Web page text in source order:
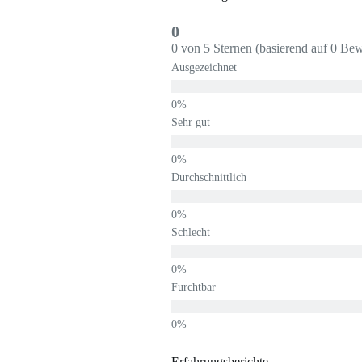
0
0 von 5 Sternen (basierend auf 0
Ausgezeichnet
Sehr gut
Durchschnittlich
Schlecht
Furchtbar